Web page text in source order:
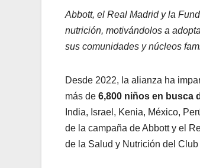
Abbott, el Real Madrid y la
nutrición, motivándolos a
sus comunidades y núcleos
Desde 2022, la alianza ha
más de 6,800 niños en busca
India, Israel, Kenia, México,
de la campaña de Abbott y el
de la Salud y Nutrición del